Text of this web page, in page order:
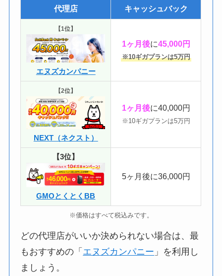
代理店 キャッシュバック
【1位】
エヌズカンパニー
1ヶ月後に45,000円
※10ギガプランは5万円
【2位】
NEXT（ネクスト）
1ヶ月後に40,000円
※10ギガプランは5万円
【3位】
GMOとくとくBB
5ヶ月後に36,000円
※価格はすべて税込みです。
どの代理店がいいか決められない場合は、最
もおすすめの「 エヌズカンパニー 」を利用し
ましょう。